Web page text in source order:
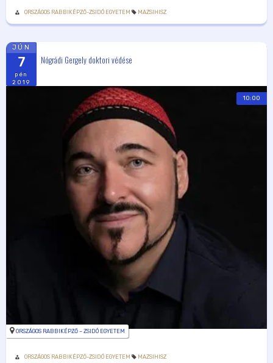
ORSZÁGOS RABBIKÉPZŐ-ZSIDÓ EGYETEM MAZSIHISZ
JÚN
7
pén
2019
Nógrádi Gergely doktori védése
10:00
ORSZÁGOS RABBIKÉPZŐ – ZSIDÓ EGYETEM
ORSZÁGOS RABBIKÉPZŐ-ZSIDÓ EGYETEM MAZSIHISZ